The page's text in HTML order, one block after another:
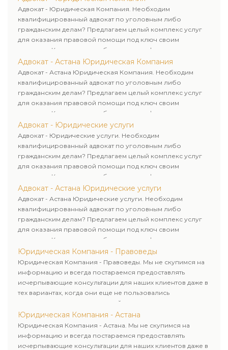
клиенту.
Адвокат - Юридическая Компания. Необходим
квалифицированный адвокат по уголовным либо
гражданским делам? Предлагаем целый комплекс услуг
для оказания правовой помощи под ключ своим
клиентам. Комплексное обслуживание физических и
юридических лиц. Индивидуальный подход к каждому
клиенту.
Адвокат - Астана Юридическая Компания
Адвокат - Астана Юридическая Компания. Необходим
квалифицированный адвокат по уголовным либо
гражданским делам? Предлагаем целый комплекс услуг
для оказания правовой помощи под ключ своим
клиентам. Комплексное обслуживание физических и
юридических лиц. Индивидуальный подход к каждому
клиенту.
Адвокат - Юридические услуги
Адвокат - Юридические услуги. Необходим
квалифицированный адвокат по уголовным либо
гражданским делам? Предлагаем целый комплекс услуг
для оказания правовой помощи под ключ своим
клиентам. Комплексное обслуживание физических и
юридических лиц. Индивидуальный подход к каждому
клиенту.
Адвокат - Астана Юридические услуги
Адвокат - Астана Юридические услуги. Необходим
квалифицированный адвокат по уголовным либо
гражданским делам? Предлагаем целый комплекс услуг
для оказания правовой помощи под ключ своим
клиентам. Комплексное обслуживание физических и
юридических лиц. Индивидуальный подход к каждому
клиенту.
Юридическая Компания - Правоведы
Юридическая Компания - Правоведы. Мы не скупимся на
информацию и всегда постараемся предоставлять
исчерпывающие консультации для наших клиентов даже в
тех вариантах, когда они еще не пользовались
юридическими услугами нашей компании.
Юридическая Компания - Астана
Юридическая Компания - Астана. Мы не скупимся на
информацию и всегда постараемся предоставлять
исчерпывающие консультации для наших клиентов даже в